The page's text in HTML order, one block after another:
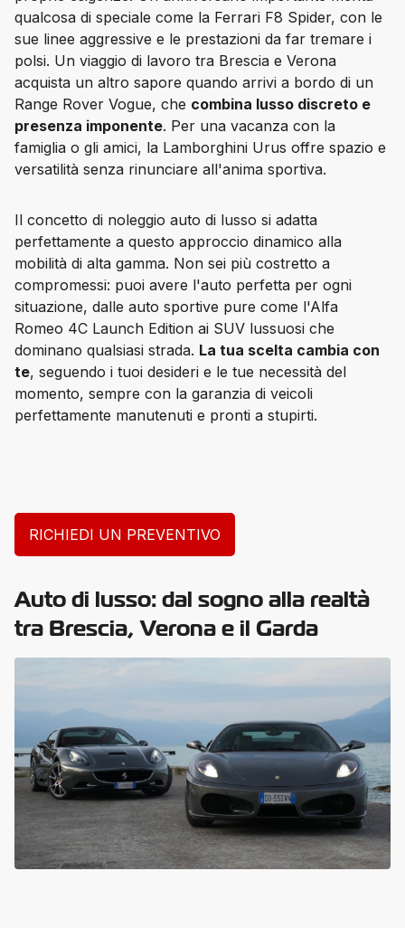
qualcosa di speciale come la Ferrari F8 Spider, con le
sue linee aggressive e le prestazioni da far tremare i
polsi. Un viaggio di lavoro tra Brescia e Verona
acquista un altro sapore quando arrivi a bordo di un
Range Rover Vogue, che combina lusso discreto e
presenza imponente. Per una vacanza con la
famiglia o gli amici, la Lamborghini Urus offre spazio e
versatilità senza rinunciare all'anima sportiva.
Il concetto di noleggio auto di lusso si adatta
perfettamente a questo approccio dinamico alla
mobilità di alta gamma. Non sei più costretto a
compromessi: puoi avere l'auto perfetta per ogni
situazione, dalle auto sportive pure come l'Alfa
Romeo 4C Launch Edition ai SUV lussuosi che
dominano qualsiasi strada. La tua scelta cambia con
te, seguendo i tuoi desideri e le tue necessità del
momento, sempre con la garanzia di veicoli
perfettamente manutenuti e pronti a stupirti.
RICHIEDI UN PREVENTIVO
Auto di lusso: dal sogno alla realtà
tra Brescia, Verona e il Garda